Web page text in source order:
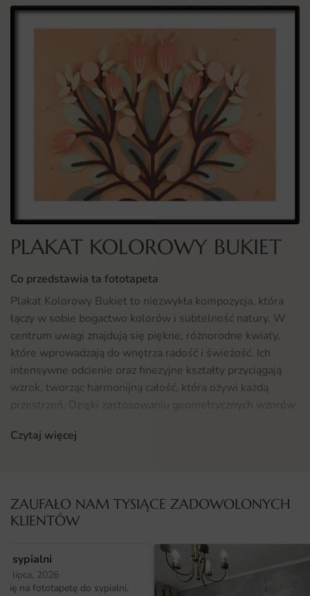
PLAKAT KOLOROWY BUKIET
Co przedstawia ta fototapeta
Plakat Kolorowy Bukiet to niezwykła kompozycja, która
łączy w sobie bogactwo kolorów i subtelność natury. W
centrum uwagi znajdują się piękne, różnorodne kwiaty,
które wprowadzają do wnętrza radość i świeżość. Ich
intensywne odcienie oraz finezyjne kształty przyciągają
wzrok, tworząc harmonijną całość, która ożywi każdą
przestrzeń. Dzięki zastosowaniu geometrycznych wzorów
naturą przedstawioną na pierwszym planie.
się w wielu pomieszczeniach. Możesz ją umieścić w
kuchni, gdzie doda energii i optymizmu, a także w jadalni,
tworząc przytulną atmosferę podczas posiłków.
Dodatkowo, jej stonowane tło w połączeniu z żywymi
kolorami kwiatów będzie idealnym rozwiązaniem do
Czytaj więcej
ZAUFAŁO NAM TYSIĄCE ZADOWOLONYCH
KLIENTÓW
sypialni
lipca, 2026
się na fototapetę do sypialni.